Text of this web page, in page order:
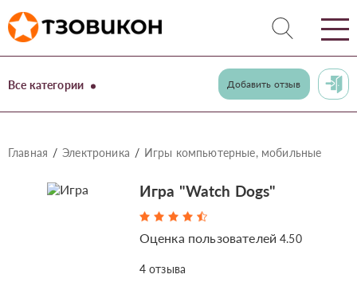
Все категории Добавить отзыв
Главная Электроника Игры компьютерные, мобильные
Игра "Watch Dogs"
Оценка пользователей4.50
4отзыва